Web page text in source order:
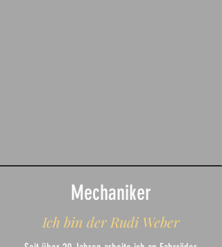
Mechaniker
Ich bin der Rudi Weber